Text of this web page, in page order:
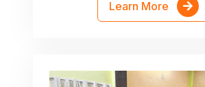
Learn More